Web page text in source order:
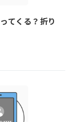
てくる？折り